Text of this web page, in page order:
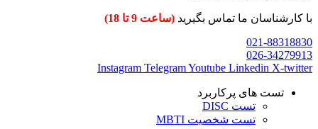
با کارشناسان ما تماس بگیرید (ساعت 9 تا 18)
021-88318830
026-34279913
Instagram TelegramYoutube Linkedin X-twitter
تست های پرکاربرد
تست DISC
تست شخصیت MBTI